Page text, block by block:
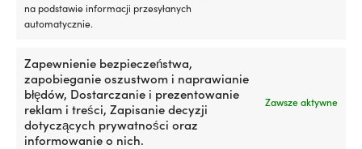
na podstawie informacji przesyłanych
automatycznie.
Zapewnienie bezpieczeństwa,
zapobieganie oszustwom i naprawianie
błędów, Dostarczanie i prezentowanie
reklam i treści, Zapisanie decyzji
dotyczących prywatności oraz
informowanie o nich.
Zawsze aktywne
Ramię wycieraczki łodzi Roca
Wiper Arm Standard, do W10 /
W12 / W38L, malowane na
czarno, 319 – 458 mm (12.6″ –
Ramię równoległe / ramię
wycieraczki łodzi Roca
Pantograph Arm, do W10 / W12
/ W38L, malowane na czarno,